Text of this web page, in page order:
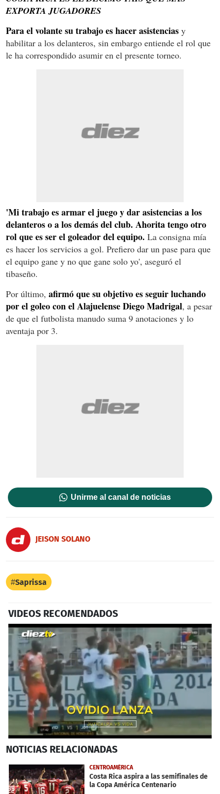
EXPORTA JUGADORES
Para el volante su trabajo es hacer asistencias y
habilitar a los delanteros, sin embargo entiende el rol que
le ha correspondido asumir en el presente torneo.
'Mi trabajo es armar el juego y dar asistencias a los
delanteros o a los demás del club. Ahorita tengo otro
rol que es ser el goleador del equipo. La consigna mía
es hacer los servicios a gol. Prefiero dar un pase para que
el equipo gane y no que gane solo yo', aseguró el
tibaseño.
Por último, afirmó que su objetivo es seguir luchando
por el goleo con el Alajuelense Diego Madrigal, a pesar
de que el futbolista manudo suma 9 anotaciones y lo
aventaja por 3.
Unirme al canal de noticias
JEISON SOLANO
Saprissa
VIDEOS RECOMENDADOS
seconds
1
minute,
36
seconds
NOTICIAS RELACIONADAS
CENTROAMÉRICA
Costa Rica aspira a las semifinales de
la Copa América Centenario